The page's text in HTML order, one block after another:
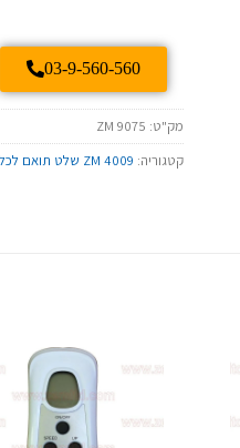
03-9-560-560
מק"ט: ZM 9075
קטגוריה: ZM 4009 שלט תואם לכל מזגני פמילי TCL LG האייר וסמסונג